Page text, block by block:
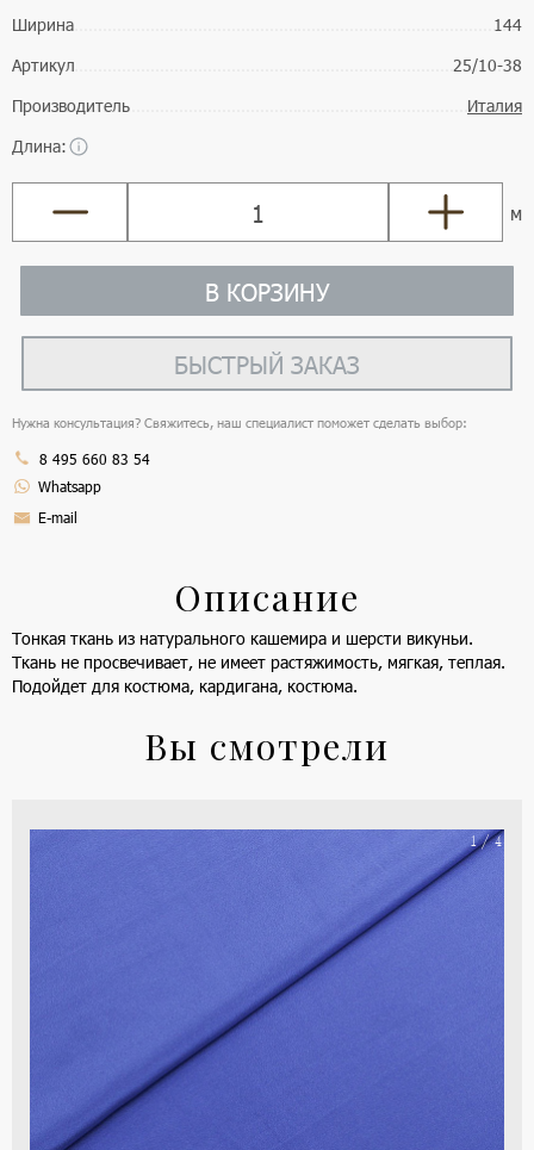
Ширина
144
Артикул
25/10-38
Производитель
Италия
Длина:
м
В КОРЗИНУ
БЫСТРЫЙ ЗАКАЗ
Нужна консультация? Свяжитесь, наш специалист поможет сделать выбор:
8 495 660 83 54
Whatsapp
E-mail
Описание
Тонкая ткань из натурального кашемира и шерсти викуньи.
Ткань не просвечивает, не имеет растяжимость, мягкая, теплая.
Подойдет для костюма, кардигана, костюма.
Вы смотрели
1 / 4